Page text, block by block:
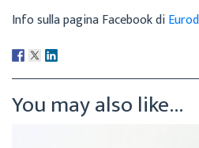
Info sulla pagina Facebook di
You may also like...